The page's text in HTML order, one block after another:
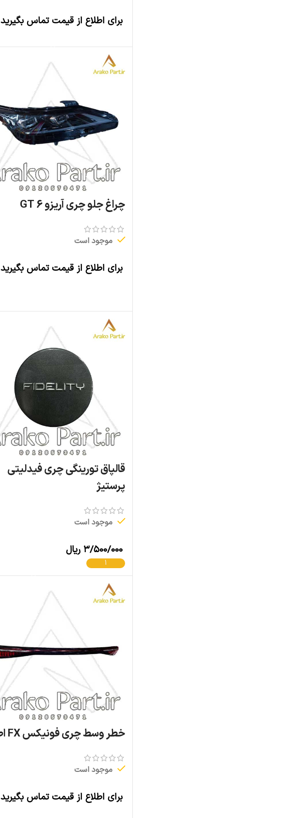
برای اطلاع از قیمت تماس بگیرید
چراغ جلو چری آریزو 6 GT
موجود است
برای اطلاع از قیمت تماس بگیرید
قالپاق تورینگی چری فیدلیتی
پرستیژ
موجود است
۳/۵۰۰/۰۰۰ ریال
خطر وسط چری فونیکس FX اصلی
موجود است
برای اطلاع از قیمت تماس بگیرید